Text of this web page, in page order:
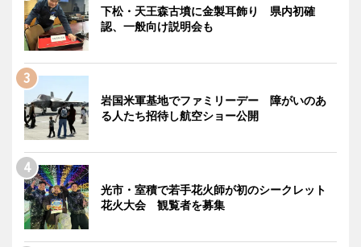
下松・天王森古墳に金製耳飾り 県内初確
認、一般向け説明会も
岩国米軍基地でファミリーデー 障がいのあ
る人たち招待し航空ショー公開
光市・室積で若手花火師が初のシークレット
花火大会 観覧者を募集